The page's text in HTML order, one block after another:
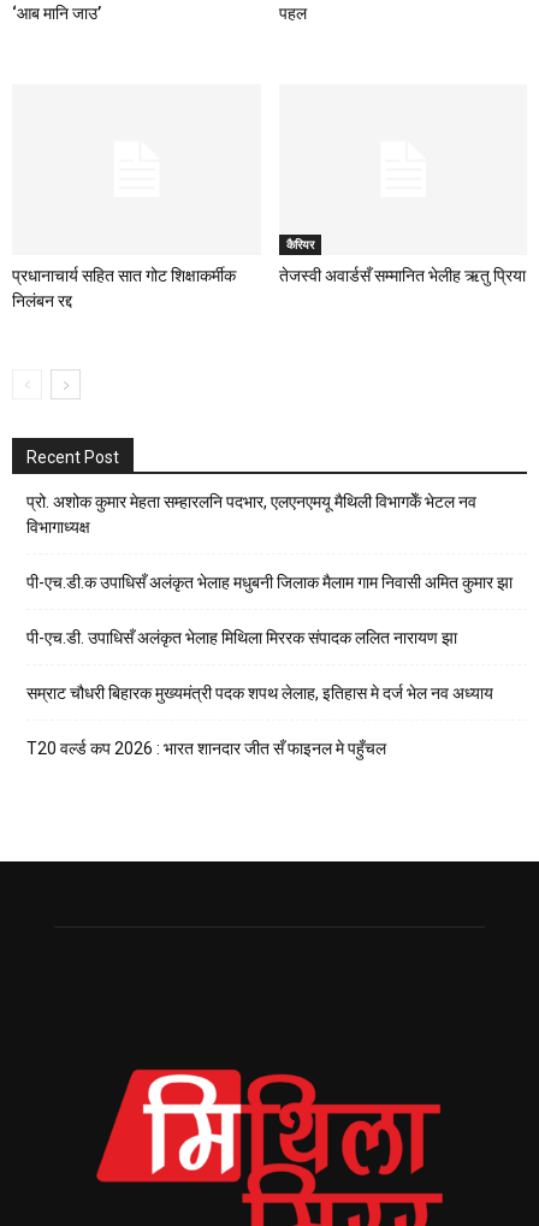
‘आब मानि जाउ’
पहल
प्रधानाचार्य सहित सात गोट शिक्षाकर्मीक
निलंबन रद्द
कैरियर
तेजस्वी अवार्डसँ सम्मानित भेलीह ऋतु प्रिया
Recent Post
प्रो. अशोक कुमार मेहता सम्हारलनि पदभार, एलएनएमयू मैथिली विभागकेँ भेटल नव
विभागाध्यक्ष
पी-एच.डी.क उपाधिसँ अलंकृत भेलाह मधुबनी जिलाक मैलाम गाम निवासी अमित कुमार झा
पी-एच.डी. उपाधिसँ अलंकृत भेलाह मिथिला मिररक संपादक ललित नारायण झा
सम्राट चौधरी बिहारक मुख्यमंत्री पदक शपथ लेलाह, इतिहास मे दर्ज भेल नव अध्याय
T20 वर्ल्ड कप 2026 : भारत शानदार जीत सँ फाइनल मे पहुँचल